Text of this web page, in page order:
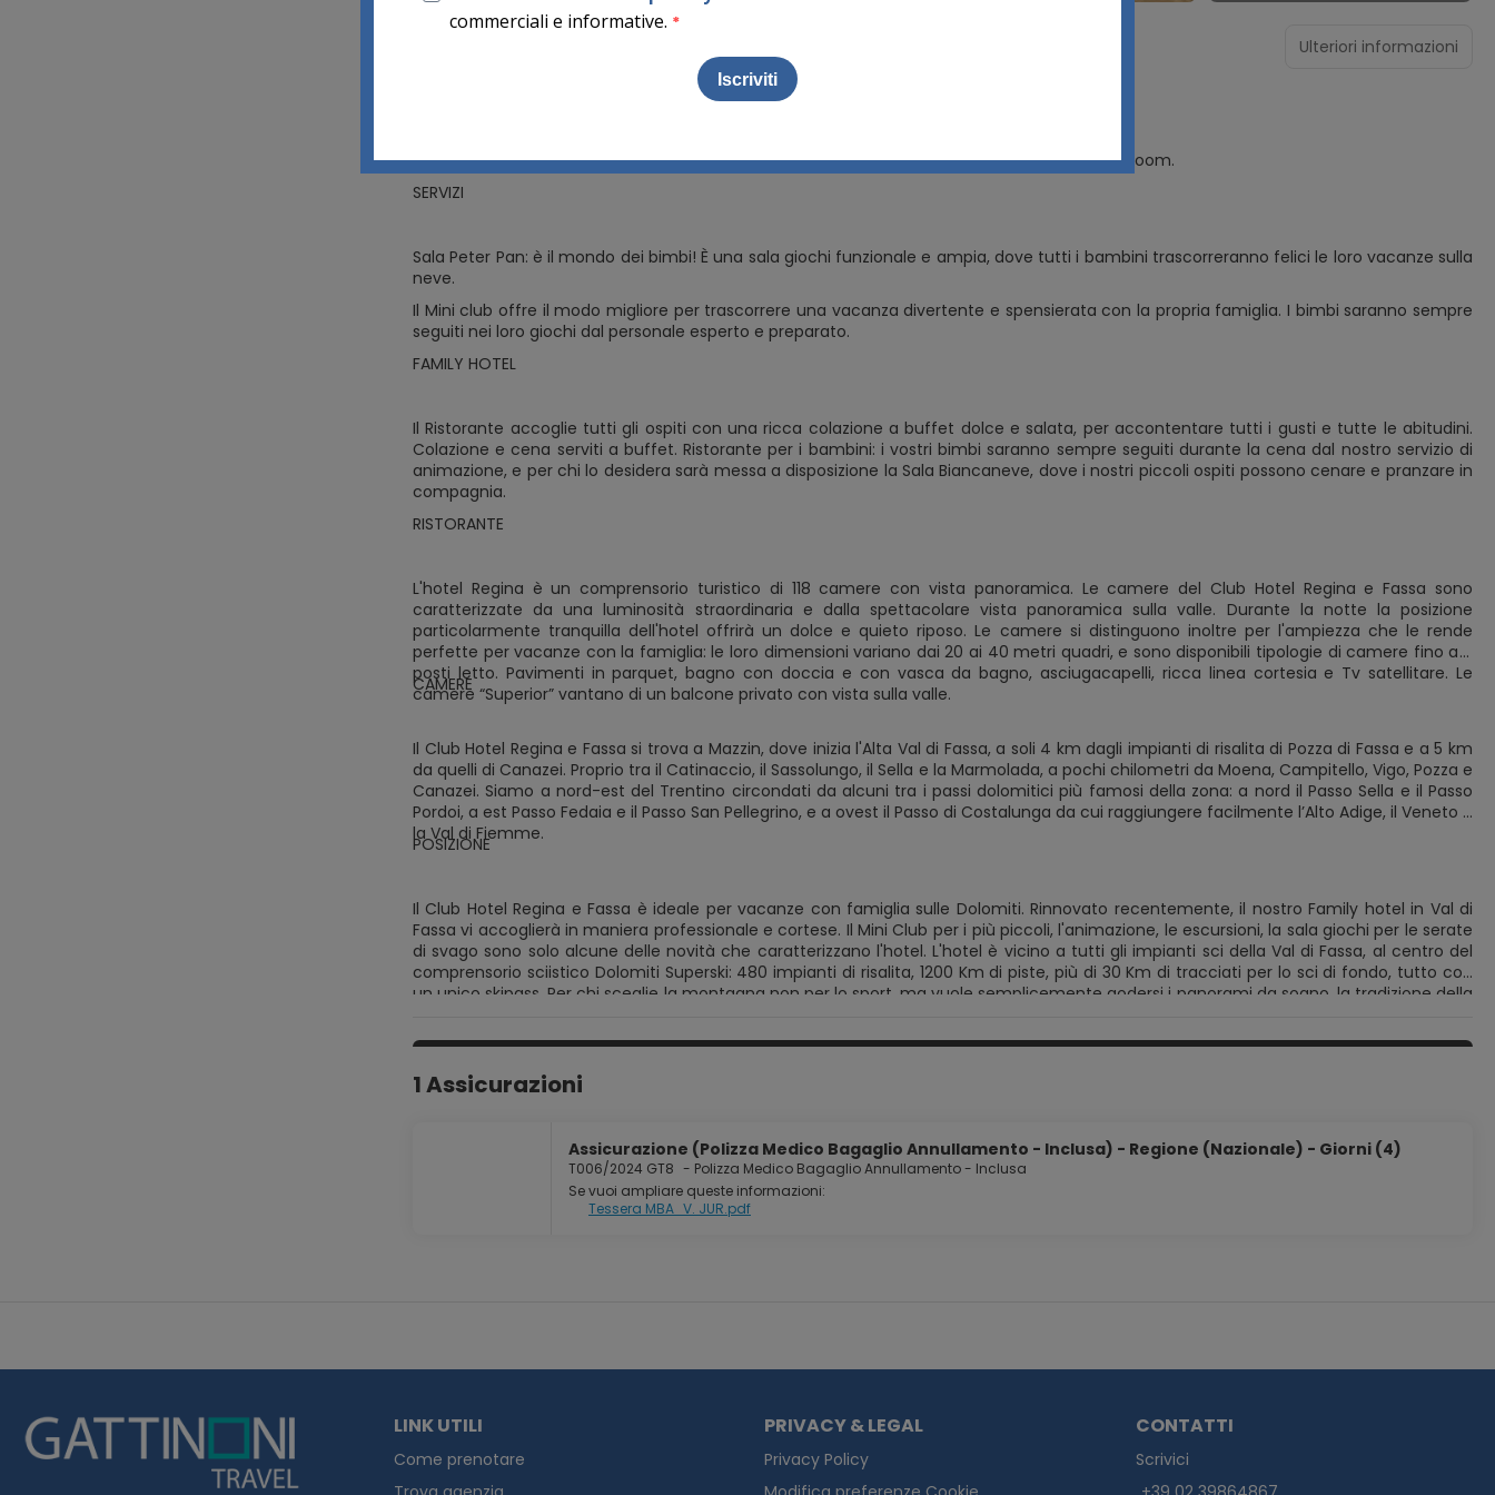
Hotel Regina e Fassa - GATTINONI
Il Club Hotel Regina e Fassa è ideale per vacanze con famiglia sulle Dolomiti. Rinnovato recentemente, il nostro Family hotel in Val di
Fassa vi accoglierà in maniera professionale e cortese. Il Mini Club per i più piccoli, l'animazione, le escursioni, la sala giochi per le serate
di svago sono solo alcune delle novità che caratterizzano l'hotel. L'hotel è vicino a tutti gli impianti sci della Val di Fassa, al centro del
comprensorio sciistico Dolomiti Superski: 480 impianti di risalita, 1200 Km di piste, più di 30 Km di tracciati per lo sci di fondo, tutto con
un unico skipass. Per chi sceglie la montagna non per lo sport, ma vuole semplicemente godersi i panorami da sogno, la tradizione della
POSIZIONE
Il Club Hotel Regina e Fassa si trova a Mazzin, dove inizia l'Alta Val di Fassa, a soli 4 km dagli impianti di risalita di Pozza di Fassa e a 5 km
da quelli di Canazei. Proprio tra il Catinaccio, il Sassolungo, il Sella e la Marmolada, a pochi chilometri da Moena, Campitello, Vigo, Pozza e
Canazei. Siamo a nord-est del Trentino circondati da alcuni tra i passi dolomitici più famosi della zona: a nord il Passo Sella e il Passo
Pordoi, a est Passo Fedaia e il Passo San Pellegrino, e a ovest il Passo di Costalunga da cui raggiungere facilmente l’Alto Adige, il Veneto e
la Val di Fiemme.
CAMERE
L'hotel Regina è un comprensorio turistico di 118 camere con vista panoramica. Le camere del Club Hotel Regina e Fassa sono
caratterizzate da una luminosità straordinaria e dalla spettacolare vista panoramica sulla valle. Durante la notte la posizione
particolarmente tranquilla dell'hotel offrirà un dolce e quieto riposo. Le camere si distinguono inoltre per l'ampiezza che le rende
perfette per vacanze con la famiglia: le loro dimensioni variano dai 20 ai 40 metri quadri, e sono disponibili tipologie di camere fino a 5
posti letto. Pavimenti in parquet, bagno con doccia e con vasca da bagno, asciugacapelli, ricca linea cortesia e Tv satellitare. Le
camere “Superior” vantano di un balcone privato con vista sulla valle.
RISTORANTE
Il Ristorante accoglie tutti gli ospiti con una ricca colazione a buffet dolce e salata, per accontentare tutti i gusti e tutte le abitudini.
Colazione e cena serviti a buffet. Ristorante per i bambini: i vostri bimbi saranno sempre seguiti durante la cena dal nostro servizio di
animazione, e per chi lo desidera sarà messa a disposizione la Sala Biancaneve, dove i nostri piccoli ospiti possono cenare e pranzare in
compagnia.
FAMILY HOTEL
Il Mini club offre il modo migliore per trascorrere una vacanza divertente e spensierata con la propria famiglia. I bimbi saranno sempre
seguiti nei loro giochi dal personale esperto e preparato.
Sala Peter Pan: è il mondo dei bimbi! È una sala giochi funzionale e ampia, dove tutti i bambini trascorreranno felici le loro vacanze sulla
neve.
SERVIZI
Connessione Wi-Fi negli spazi comuni, noleggio attrezzature, ampio parcheggio esterno, ski room.
Ulteriori informazioni
1 Assicurazioni
Assicurazione (Polizza Medico Bagaglio Annullamento - Inclusa) - Regione (Nazionale) - Giorni (4)
T006/2024 GT8 - Polizza Medico Bagaglio Annullamento - Inclusa
Se vuoi ampliare queste informazioni:
Tessera MBA_V. JUR.pdf
LINK UTILI
Come prenotare
PRIVACY & LEGAL
Privacy Policy
CONTATTI
Scrivici